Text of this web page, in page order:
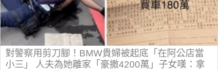
對警察用剪刀腳！BMW貴婦被起底「在阿公店當
小三」 人夫為她離家「豪撒4200萬」子女嘆：拿